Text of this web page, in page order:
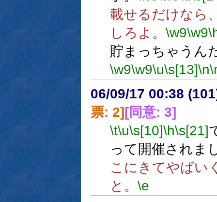
載せるだけなら
しろよ。 \w9\w9
貯まっちゃうん
\w9\w9\u\s[13]\n
06/09/17 00:38
票: 2][同意: 3]
\t\u\s[10]\h\s[21]
って開催されま
こにきてやばい
と。 \e